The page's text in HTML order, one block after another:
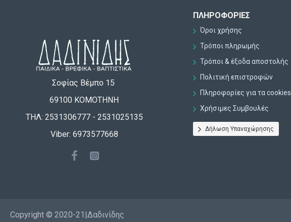
Σοφίας Βέμπο 15
69100 ΚΟΜΟΤΗΝΗ
ΤΗΛ: 2531306777 - 2531025135
Viber: 6973577668
ΠΛΗΡΟΦΟΡΊΕΣ
Όροι χρήσης
Τρόποι πληρωμής
Τρόποι & έξοδα αποστολής
Πολιτική επιστροφών
Πληροφορίες για τα cookies
Χρήσιμες Συμβουλές
Δήλωση Υπαναχώρησης
Copyright © 2020-21|Δαδινίδης